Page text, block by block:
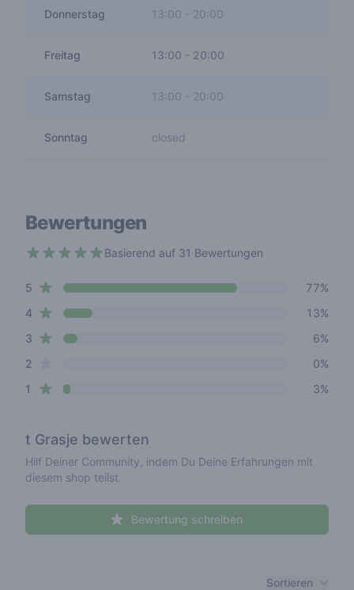
Donnerstag 13:00 20:00
Freitag 13:00 - 20:00
Samstag 13:00 20:00
Sonntag closed
Bewertungen
Basierend auf 31 Bewertungen
Review data
5 star reviews
77%
4star reviews
13%
3 star reviews
6%
2
0%
1 star reviews 3%
t Grasje bewerten
Hilf Deiner Community, indem Du Deine Erfahrungen mit
diesem shop teilst.
Bewertung schreiben
Sortieren